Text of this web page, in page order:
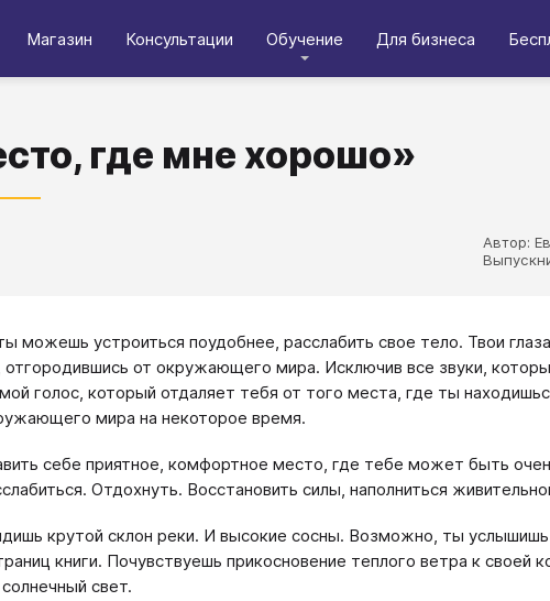
Магазин Консультации Обучение Для бизнеса
где мне хорошо»
Автор:
можешь устроиться поудобнее, расслабить свое тело. Твои
от окружающего мира. Исключив все звуки,
голос, который отдаляет тебя от того места, где ты
мира на некоторое время.
себе приятное, комфортное место, где тебе может быть
Отдохнуть. Восстановить силы, наполниться
крутой склон реки. И высокие сосны. Возможно, ты услышишь
книги. Почувствуешь прикосновение теплого ветра к своей
свет.